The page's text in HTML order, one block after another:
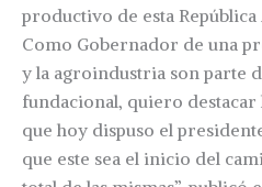
productivo de esta
Como Gobernador de una
y la agroindustria son parte
fundacional, quiero destacar
que hoy dispuso el
que este sea el inicio del